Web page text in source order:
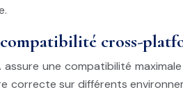
cross-
une compatibilité
correcte sur différents